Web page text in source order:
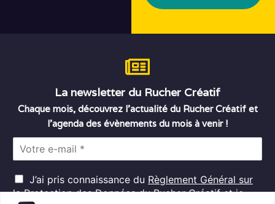
La newsletter du Rucher Créatif
Chaque mois, découvrez l’actualité du Rucher Créatif et
l’agenda des évènements du mois à venir !
l
R
G
J’ai pris connaissance du Règlement Général sur
la Protection des Donnéesdu Rucher Créatif et je